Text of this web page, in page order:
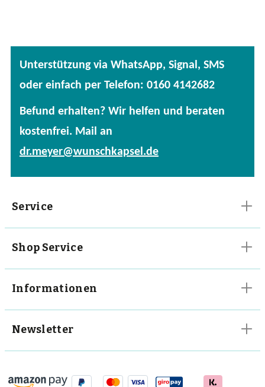
Fertige Mischungen
Kräuter
Vitalpilze
Vitamine
Unterstützung via WhatsApp, Signal, SMS
oder einfach per Telefon: 0160 4142682
Befund erhalten? Wir helfen und beraten
kostenfrei. Mail an
dr.meyer@wunschkapsel.de
Service
Shop Service
Informationen
Newsletter